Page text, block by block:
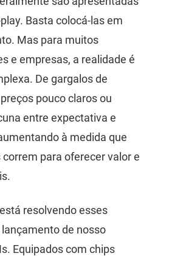
Basta colocá-las em
Mas para muitos
e empresas, a realidade é
De gargalos de
pouco claros ou
entre expectativa e
à medida que
para oferecer valor e
resolvendo esses
de nosso
Equipados com chips